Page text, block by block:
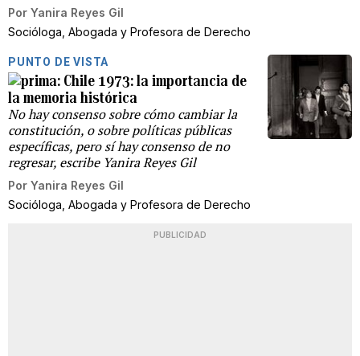
Por Yanira Reyes Gil
Socióloga, Abogada y Profesora de Derecho
PUNTO DE VISTA
Chile 1973: la importancia de
la memoria histórica
No hay consenso sobre cómo cambiar la
constitución, o sobre políticas públicas
específicas, pero sí hay consenso de no
regresar, escribe Yanira Reyes Gil
Por Yanira Reyes Gil
Socióloga, Abogada y Profesora de Derecho
PUBLICIDAD